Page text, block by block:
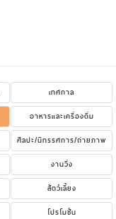
เทศกาล
อาหารและเครื่องดื่ม
ศิลปะ/นิทรรศการ/ถ่ายภาพ
งานวิ่ง
สัตว์เลี้ยง
โปรโมชั่น